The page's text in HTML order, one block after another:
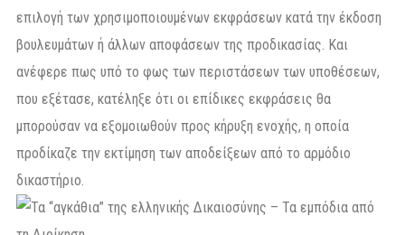
επιλογή των χρησιμοποιουμένων εκφράσεων κατά την έκδοση
βουλευμάτων ή άλλων αποφάσεων της προδικασίας. Και
ανέφερε πως υπό το φως των περιστάσεων των υποθέσεων,
που εξέτασε, κατέληξε ότι οι επίδικες εκφράσεις θα
μπορούσαν να εξομοιωθούν προς κήρυξη ενοχής, η οποία
προδίκαζε την εκτίμηση των αποδείξεων από το αρμόδιο
δικαστήριο.